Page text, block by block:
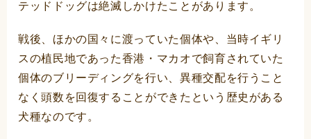
テッドドッグは絶滅しかけたことがあります。
戦後、ほかの国々に渡っていた個体や、当時イギリ
スの植民地であった香港・マカオで飼育されていた
個体のブリーディングを行い、異種交配を行うこと
なく頭数を回復することができたという歴史がある
犬種なのです。